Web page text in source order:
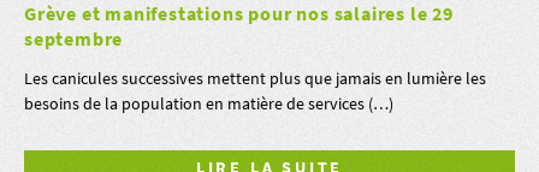
Grève et manifestations pour nos salaires le 29
septembre
Les canicules successives mettent plus que jamais en lumière les
besoins de la population en matière de services (…)
LIRE LA SUITE